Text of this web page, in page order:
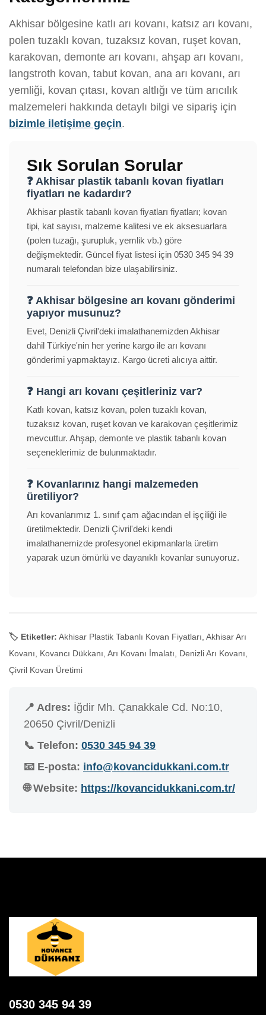
Akhisar bölgesine katlı arı kovanı, katsız arı kovanı,
polen tuzaklı kovan, tuzaksız kovan, ruşet kovan,
karakovan, demonte arı kovanı, ahşap arı kovanı,
langstroth kovan, tabut kovan, ana arı kovanı, arı
yemliği, kovan çıtası, kovan altlığı ve tüm arıcılık
malzemeleri hakkında detaylı bilgi ve sipariş için
bizimle iletişime geçin.
Sık Sorulan Sorular
❓ Akhisar plastik tabanlı kovan fiyatları
fiyatları ne kadardır?
Akhisar plastik tabanlı kovan fiyatları fiyatları; kovan
tipi, kat sayısı, malzeme kalitesi ve ek aksesuarlara
(polen tuzağı, şurupluk, yemlik vb.) göre
değişmektedir. Güncel fiyat listesi için 0530 345 94 39
numaralı telefondan bize ulaşabilirsiniz.
❓ Akhisar bölgesine arı kovanı gönderimi
yapıyor musunuz?
Evet, Denizli Çivril'deki imalathanemizden Akhisar
dahil Türkiye'nin her yerine kargo ile arı kovanı
gönderimi yapmaktayız. Kargo ücreti alıcıya aittir.
❓ Hangi arı kovanı çeşitleriniz var?
Katlı kovan, katsız kovan, polen tuzaklı kovan,
tuzaksız kovan, ruşet kovan ve karakovan çeşitlerimiz
mevcuttur. Ahşap, demonte ve plastik tabanlı kovan
seçeneklerimiz de bulunmaktadır.
❓ Kovanlarınız hangi malzemeden
üretiliyor?
Arı kovanlarımız 1. sınıf çam ağacından el işçiliği ile
üretilmektedir. Denizli Çivril'deki kendi
imalathanemizde profesyonel ekipmanlarla üretim
yaparak uzun ömürlü ve dayanıklı kovanlar sunuyoruz.
🏷️ Etiketler: Akhisar Plastik Tabanlı Kovan Fiyatları, Akhisar Arı
Kovanı, Kovancı Dükkanı, Arı Kovanı İmalatı, Denizli Arı Kovanı,
Çivril Kovan Üretimi
📍 Adres: İğdir Mh. Çanakkale Cd. No:10,
20650 Çivril/Denizli
📞 Telefon: 0530 345 94 39
📧 E-posta: info@kovancidukkani.com.tr
🌐 Website: https://kovancidukkani.com.tr/
0530 345 94 39